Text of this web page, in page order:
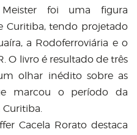
foi uma figura
Curitiba, tendo projetado
a Rodoferroviária e o
O livro é resultado de três
olhar inédito sobre as
marcou o período da
Cacela Rorato destaca